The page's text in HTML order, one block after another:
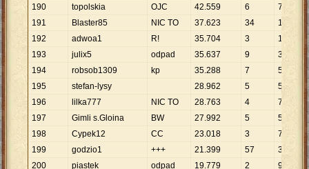
190
topolskia OJC 42.559 6 7
093
191
Blaster85 NIC TO 37.623 34 1 .
192
adwoa1 R! 35.704 3 11
901
193
julix5 odpad 35.637 9 3 960
194
robsob1309 kp 35.288 7 5
041
195
stefan-lysy 28.962 5 5 .792
196
lilka777 NIC TO 28.763 4 7
191
197
Gimli s.Gloina BW 27.992 5 5
198
Cypek12 CC 23.018 3 7 673
199
godzio1 +++ 21.399 57
375
200
piastek odpad 19.779 2 9